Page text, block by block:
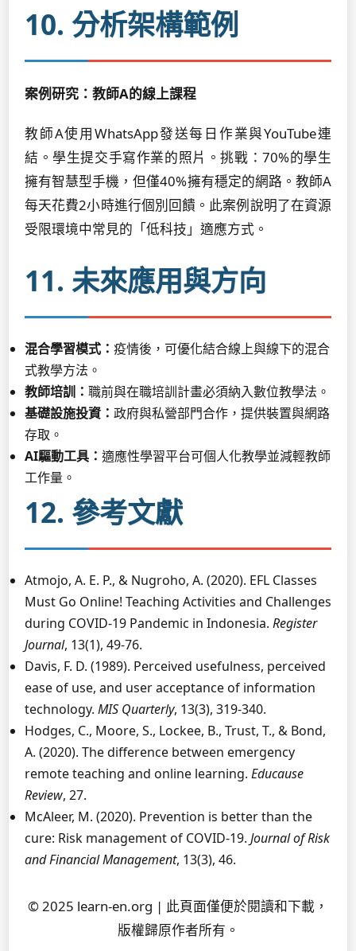
10. 分析架構範例
案例研究：教師A的線上課程
教師A使用WhatsApp發送每日作業與YouTube連
結。學生提交手寫作業的照片。挑戰：70%的學生
擁有智慧型手機，但僅40%擁有穩定的網路。教師A
每天花費2小時進行個別回饋。此案例說明了在資源
受限環境中常見的「低科技」適應方式。
11. 未來應用與方向
混合學習模式： 疫情後，可優化結合線上與線下的混合
式教學方法。
教師培訓： 職前與在職培訓計畫必須納入數位教學法。
基礎設施投資： 政府與私營部門合作，提供裝置與網路
存取。
AI驅動工具： 適應性學習平台可個人化教學並減輕教師
工作量。
12. 參考文獻
Atmojo, A. E. P., & Nugroho, A. (2020). EFL Classes
Must Go Online! Teaching Activities and Challenges
during COVID-19 Pandemic in Indonesia. Register
Journal, 13(1), 49-76.
Davis, F. D. (1989). Perceived usefulness, perceived
ease of use, and user acceptance of information
technology. MIS Quarterly, 13(3), 319-340.
Hodges, C., Moore, S., Lockee, B., Trust, T., & Bond,
A. (2020). The difference between emergency
remote teaching and online learning. Educause
Review, 27.
McAleer, M. (2020). Prevention is better than the
cure: Risk management of COVID-19. Journal of Risk
and Financial Management, 13(3), 46.
© 2025 learn-en.org | 此頁面僅便於閱讀和下載，
版權歸原作者所有。